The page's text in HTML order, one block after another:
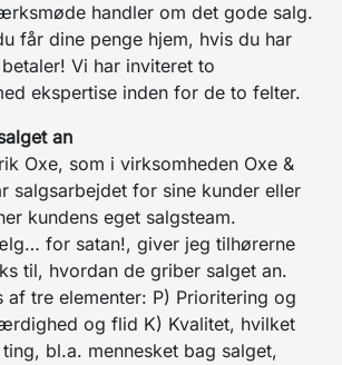
handler om det gode salg.
får dine penge hjem, hvis du har
Vi har inviteret to
ekspertise inden for de to felter.
an
Oxe, som i virksomheden Oxe &
salgsarbejdet for sine kunder eller
kundens eget salgsteam.
for satan!, giver jeg tilhørerne
til, hvordan de griber salget an.
af tre elementer: P) Prioritering og
og flid K) Kvalitet, hvilket
bl.a. mennesket bag salget,